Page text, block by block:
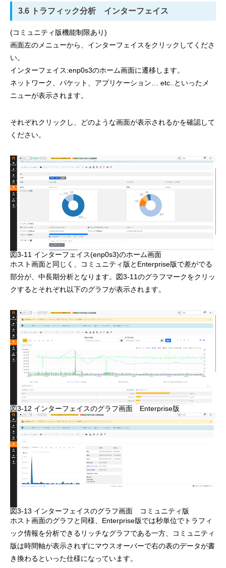
3.6 トラフィック分析 インターフェイス
(コミュニティ版機能制限あり)
画面左のメニューから、インターフェイスをクリックしてくださ
い。
インターフェイス:enp0s3のホーム画面に遷移します。
ネットワーク、パケット、アプリケーション… etc..といったメ
ニューが表示されます。
それぞれクリックし、どのような画面が表示されるかを確認して
ください。
図3-11 インターフェイス(enp0s3)のホーム画面
ホスト画面と同じく、コミュニティ版とEnterprise版で差がでる
部分が、中長期分析となります。図3-11のグラフマークをクリッ
クするとそれぞれ以下のグラフが表示されます。
図3-12 インターフェイスのグラフ画面 Enterprise版
図3-13 インターフェイスのグラフ画面 コミュニティ版
ホスト画面のグラフと同様、Enterprise版では秒単位でトラフィ
ック情報を分析できるリッチなグラフである一方、コミュニティ
版は時間軸が表示されずにマウスオーバーで右の表のデータが書
き換わるといった仕様になっています。